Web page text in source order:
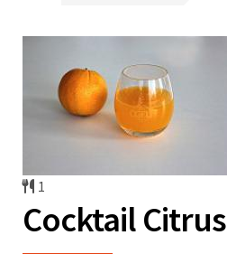
1
Cocktail Citrus